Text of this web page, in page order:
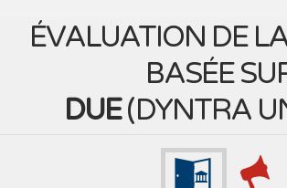
ÉVALUATION DE
BASÉE
DUE(DYNTRA